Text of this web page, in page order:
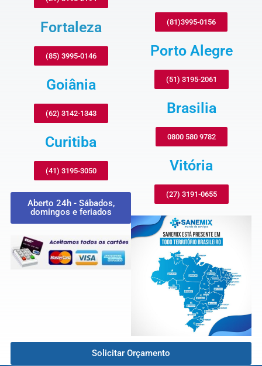
Fortaleza
(85) 3995-0146
Goiânia
(62) 3142-1343
Curitiba
(41) 3195-3050
Aberto 24h - Sábados,
domingos e feriados
(81)3995-0156
Porto Alegre
(51) 3195-2061
Brasilia
0800 580 9782
Vitória
(27) 3191-0655
Solicitar Orçamento